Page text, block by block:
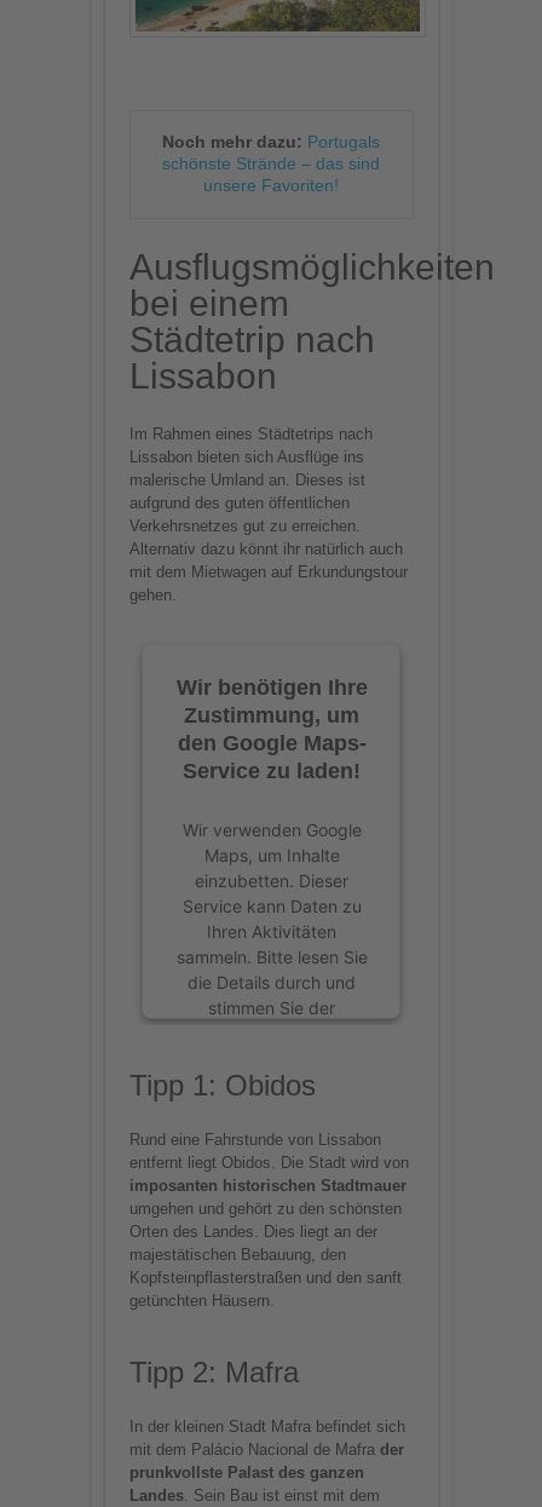
Noch mehr dazu: Portugals
schönste Strände – das sind
unsere Favoriten!
Ausflugsmöglichkeiten
bei einem
Städtetrip nach
Lissabon
Im Rahmen eines Städtetrips nach
Lissabon bieten sich Ausflüge ins
malerische Umland an. Dieses ist
aufgrund des guten öffentlichen
Verkehrsnetzes gut zu erreichen.
Alternativ dazu könnt ihr natürlich auch
mit dem Mietwagen auf Erkundungstour
gehen.
Wir benötigen Ihre
Zustimmung, um
den Google Maps-
Service zu laden!
Wir verwenden Google
Maps, um Inhalte
einzubetten. Dieser
Service kann Daten zu
Ihren Aktivitäten
sammeln. Bitte lesen Sie
die Details durch und
stimmen Sie der
anzuzeigen.
Mehr Informationen
Akzeptieren
powered byUsercentrics
Consent Management
Platform
Tipp 1: Obidos
Rund eine Fahrstunde von Lissabon
entfernt liegt Obidos. Die Stadt wird von
imposanten historischen Stadtmauer
umgehen und gehört zu den schönsten
Orten des Landes. Dies liegt an der
majestätischen Bebauung, den
Kopfsteinpflasterstraßen und den sanft
getünchten Häusern.
Tipp 2: Mafra
In der kleinen Stadt Mafra befindet sich
mit dem Palácio Nacional de Mafra der
prunkvollste Palast des ganzen
Landes. Sein Bau ist einst mit dem